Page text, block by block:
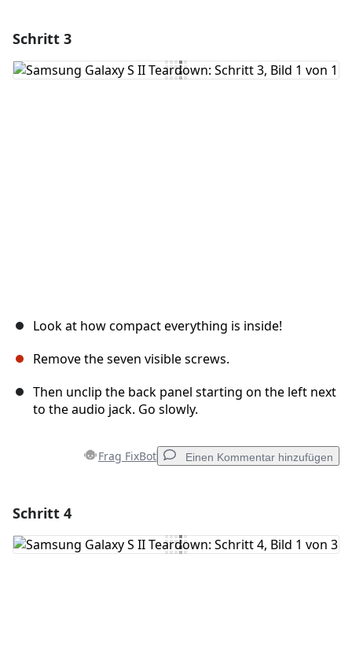
Kommentar hinzufügen
Schritt 3
Look at how compact everything is inside!
Remove the seven visible screws.
Then unclip the back panel starting on the left next
to the audio jack. Go slowly.
Frag FixBot Einen Kommentar hinzufügen
Kommentar hinzufügen
Schritt 4